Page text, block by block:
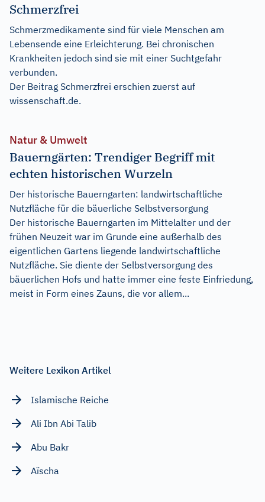
Schmerzfrei
Schmerzmedikamente sind für viele Menschen am
Lebensende eine Erleichterung. Bei chronischen
Krankheiten jedoch sind sie mit einer Suchtgefahr
verbunden.
Der Beitrag Schmerzfrei erschien zuerst auf
wissenschaft.de.
Natur & Umwelt
Bauerngärten: Trendiger Begriff mit
echten historischen Wurzeln
Der historische Bauerngarten: landwirtschaftliche
Nutzfläche für die bäuerliche Selbstversorgung
Der historische Bauerngarten im Mittelalter und der
frühen Neuzeit war im Grunde eine außerhalb des
eigentlichen Gartens liegende landwirtschaftliche
Nutzfläche. Sie diente der Selbstversorgung des
bäuerlichen Hofs und hatte immer eine feste Einfriedung,
meist in Form eines Zauns, die vor allem...
Weitere Lexikon Artikel
Islamische Reiche
Ali Ibn Abi Talib
Abu Bakr
Aïscha